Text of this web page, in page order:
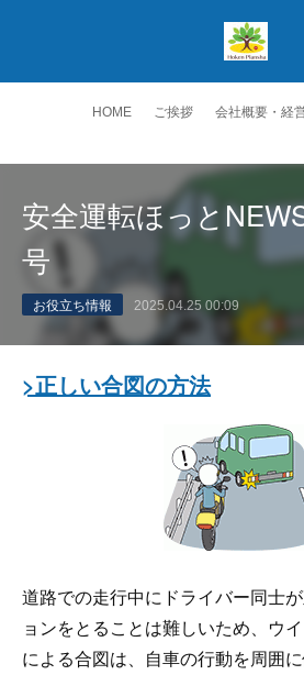
HOME ご挨拶
ご契約者の皆様へ
勧誘方針・個人情報保護方針 交通アクセス
安全運転ほっと
号
お役立ち情報 2025.04.25 00:09
>正しい合図の方法
道路での走行中にドライバー同士
ョンをとることは難しいため、ウ
による合図は、自車の行動を周囲